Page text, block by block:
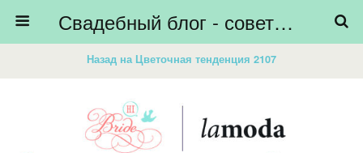
Свадебный блог - советы невестам, подготовка к свадьбе - HiBride
Назад на Цветочная тенденция 2107